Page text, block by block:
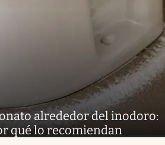
alrededor del inodoro:
qué lo recomiendan